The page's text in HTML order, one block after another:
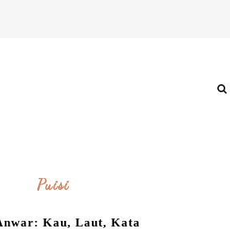
Puisi
Kau, Laut, Kata